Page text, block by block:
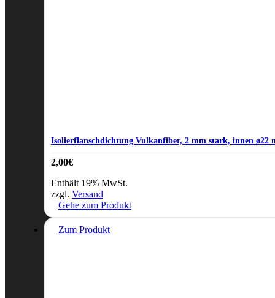
Isolierflanschdichtung Vulkanfiber, 2 mm stark, innen ø22
2,00€
Enthält 19% MwSt.
zzgl. Versand
Gehe zum Produkt
Zum Produkt